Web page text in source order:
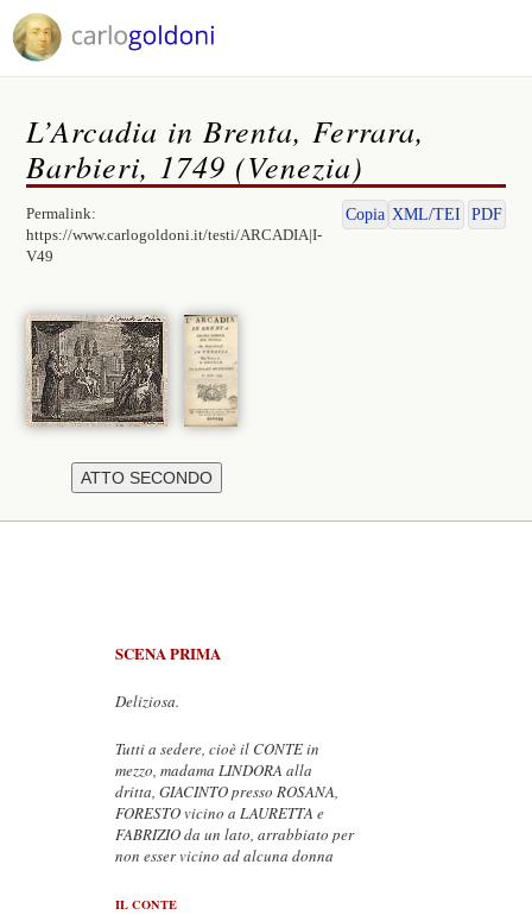
L’Arcadia in Brenta, Ferrara,
Barbieri, 1749 (Venezia)
Permalink:
https://www.carlogoldoni.it/testi/ARCADIA|I-
V49
Copia XML/TEI PDF
SCENA PRIMA
Deliziosa.
Tutti a sedere, cioè il CONTE in
mezzo, madama LINDORA alla
dritta, GIACINTO presso ROSANA,
FORESTO vicino a LAURETTA e
FABRIZIO da un lato, arrabbiato per
non esser vicino ad alcuna donna
IL CONTE